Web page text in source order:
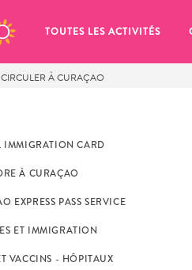
TOUTES LES ACTIVITÉS
CIRCULER À CURAÇAO
IMMIGRATION CARD
À CURAÇAO
EXPRESS PASS SERVICE
ET IMMIGRATION
VACCINS - HÔPITAUX
saved any